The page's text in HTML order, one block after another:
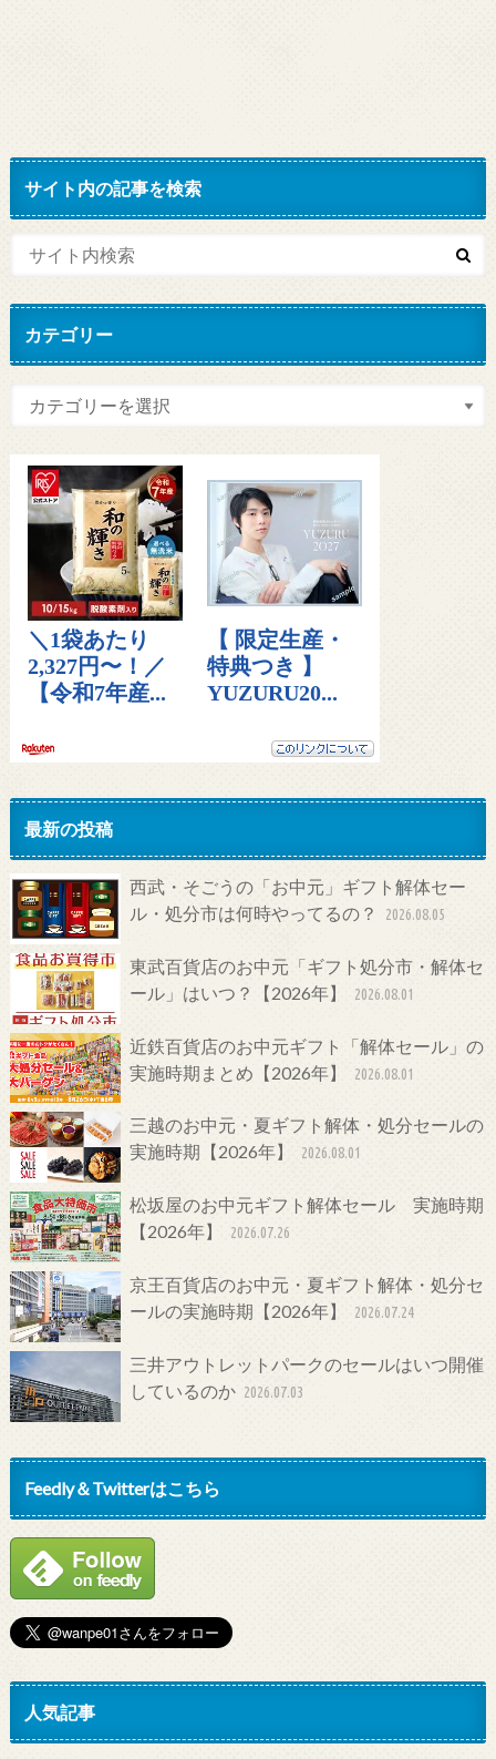
サイト内の記事を検索
カテゴリー
最新の投稿
西武・そごうの「お中元」ギフト解体セー
ル・処分市は何時やってるの？
2026.08.05
東武百貨店のお中元「ギフト処分市・解体セ
ール」はいつ？【2026年】
2026.08.01
近鉄百貨店のお中元ギフト「解体セール」の
実施時期まとめ【2026年】
2026.08.01
三越のお中元・夏ギフト解体・処分セールの
実施時期【2026年】
2026.08.01
松坂屋のお中元ギフト解体セール 実施時期
【2026年】
2026.07.26
京王百貨店のお中元・夏ギフト解体・処分セ
ールの実施時期【2026年】
2026.07.24
三井アウトレットパークのセールはいつ開催
しているのか 2026.07.03
Feedly＆Twitterはこちら
人気記事